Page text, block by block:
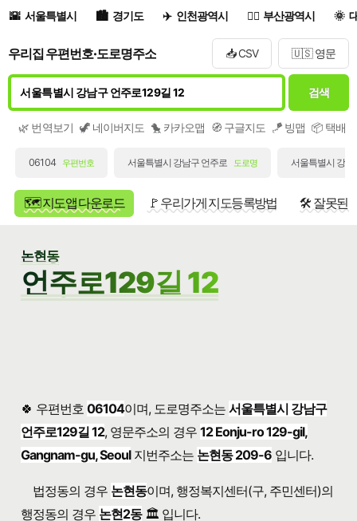
서울특별시 경기도 인천광역시 부산광역시
우리집 우편번호·도로명주소 📥 CSV 🇺🇸 영문
검색
🌿 번역보기 🦖 네이버지도 🐤 카카오맵 🧭 구글지도 🪁 빙맵 📦 택배/
06104 우편번호 서울특별시 강남구 언주로 도로명 서울특별시 강
🗺️ 지도앱 다운로드 🚩 우리가게 지도등록방법 🛠️ 잘못된
논현동
언주로129길 12
🍀 우편번호 06104이며, 도로명주소는서울특별시 강남구
언주로129길 12, 영문주소의 경우12 Eonju-ro 129-gil,
Gangnam-gu, Seoul지번주소는 논현동 209-6 입니다.
법정동의 경우 논현동이며, 행정복지센터(구, 주민센터)의
행정동의 경우 논현2동🏛️ 입니다.